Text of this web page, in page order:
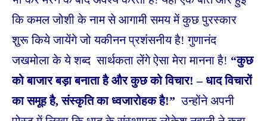
कि कमल जोशी के नाम से आगामी समय में कुछ पुरस्कार
शुरू किये जायेंगे जो यकीनन प्रशंसनीय है! गुणानंद
जखमोला के ये शब्द सार्थकता लेंगे ऐसा मेरा मानना है! “कुछ
को बाजार बड़ा बनाता है और कुछ को विचार! – धाद विचारों
का समूह है, संस्कृति का ध्वजारोहक है!” उन्होंने अपनी